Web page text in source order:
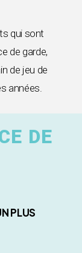
qui sont
de garde,
de jeu de
années.
DE
PLUS